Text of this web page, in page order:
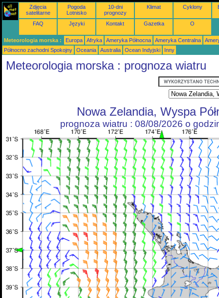
Zdjęcia
satelitarne
Pogoda
Lotnisko
10-dni
prognozy
Klimat Cyklony
FAQ Języki Kontakt Gazetka O
Meteorologia morska : Europa Afryka Ameryka Północna Ameryka Centralna
Północno zachodni Spokojny
Oceania Australia Ocean Indyjski Inny
Meteorologia morska : prognoza wiatru
Nowa Zelandia, Wyspa
prognoza wiatru : 08/08/2026 o